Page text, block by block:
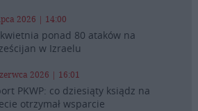
2026 | 14:00
ponad 80 ataków na
w Izraelu
2026 | 16:01
PKWP: co dziesiąty ksiądz na
otrzymał wsparcie